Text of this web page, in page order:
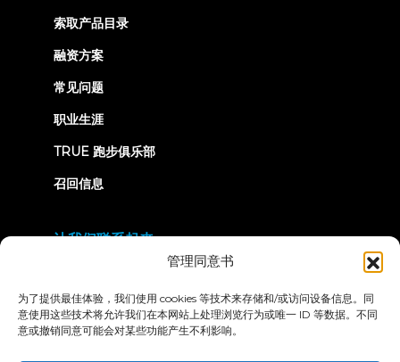
管理同意书
为了提供最佳体验，我们使用 cookies 等技术来存储和/或访问设备信息。同
意使用这些技术将允许我们在本网站上处理浏览行为或唯一 ID 等数据。不同
意或撤销同意可能会对某些功能产生不利影响。
索取产品目录
融资方案
常见问题
职业生涯
TRUE 跑步俱乐部
召回信息
让我们联系起来